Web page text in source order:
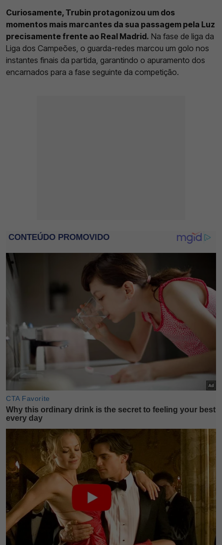
Curiosamente, Trubin protagonizou um dos
momentos mais marcantes da sua passagem pela Luz
precisamente frente ao Real Madrid. Na fase de liga da
Liga dos Campeões, o guarda-redes marcou um golo nos
instantes finais da partida, garantindo o apuramento dos
encarnados para a fase seguinte da competição.